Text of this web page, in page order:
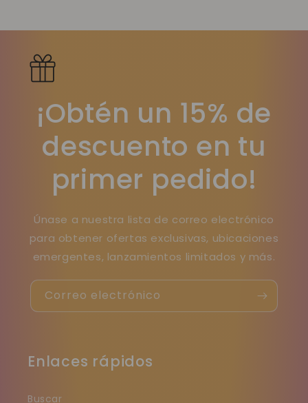
¡Obtén un 15% de
descuento en tu
primer pedido!
Únase a nuestra lista de correo electrónico
para obtener ofertas exclusivas, ubicaciones
emergentes, lanzamientos limitados y más.
Correo electrónico
Enlaces rápidos
Buscar